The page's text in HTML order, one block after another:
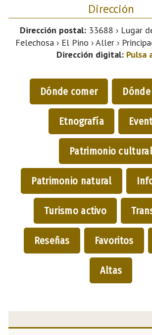
Dirección
Dirección postal:33688 › Lugar
Felechosa › El Pino › Aller ›
Dirección digital: Pulsa
Dónde comer
Etnografía
Patrimonio cultural
Patrimonio natural
Turismo activo
Reseñas Favoritos
Altas